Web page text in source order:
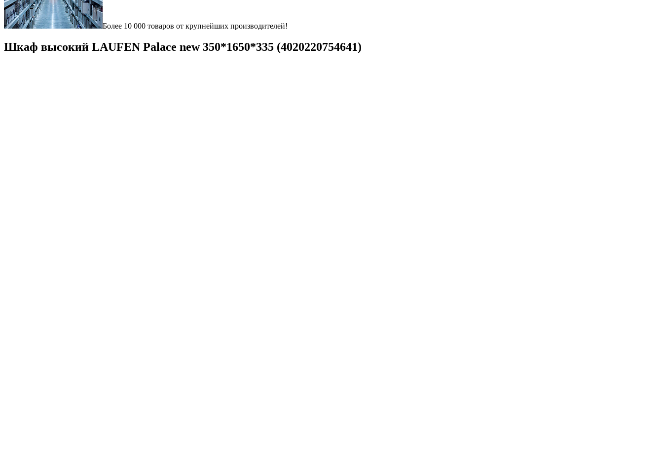
Более 10 000 товаров от крупнейших производителей!
Шкаф высокий LAUFEN Palace new 350*1650*335 (4020220754641)